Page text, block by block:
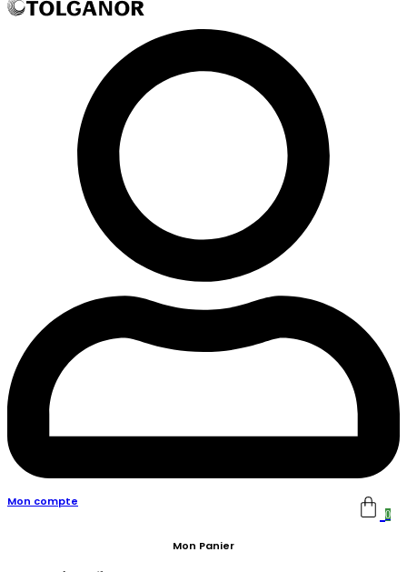
Mon compte
0
Mon Panier